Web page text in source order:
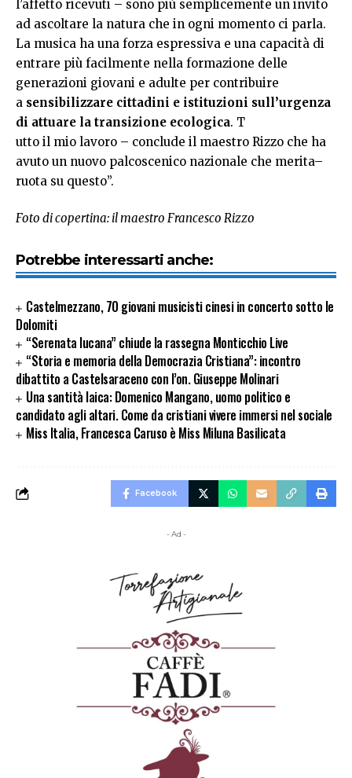
l’affetto ricevuti – sono più semplicemente un invito
ad ascoltare la natura che in ogni momento ci parla.
La musica ha una forza espressiva e una capacità di
entrare più facilmente nella formazione delle
generazioni giovani e adulte per contribuire
a sensibilizzare cittadini e istituzioni sull’urgenza
di attuare la transizione ecologica. T
utto il mio lavoro – conclude il maestro Rizzo che ha
avuto un nuovo palcoscenico nazionale che merita–
ruota su questo”.
Foto di copertina: il maestro Francesco Rizzo
Potrebbe interessarti anche:
Castelmezzano, 70 giovani musicisti cinesi in concerto sotto le
Dolomiti
“Serenata lucana” chiude la rassegna Monticchio Live
“Storia e memoria della Democrazia Cristiana”: incontro
dibattito a Castelsaraceno con l’on. Giuseppe Molinari
Una santità laica: Domenico Mangano, uomo politico e
candidato agli altari. Come da cristiani vivere immersi nel sociale
Miss Italia, Francesca Caruso è Miss Miluna Basilicata
Facebook
- Ad -